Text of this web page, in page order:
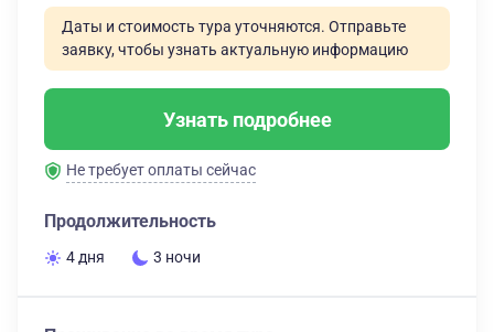
Даты и стоимость тура уточняются. Отправьте
заявку, чтобы узнать актуальную информацию
Узнать подробнее
Не требует оплаты сейчас
Продолжительность
4 дня 3 ночи